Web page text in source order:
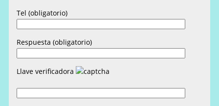
Tel (obligatorio)
Respuesta (obligatorio)
Llave verificadora